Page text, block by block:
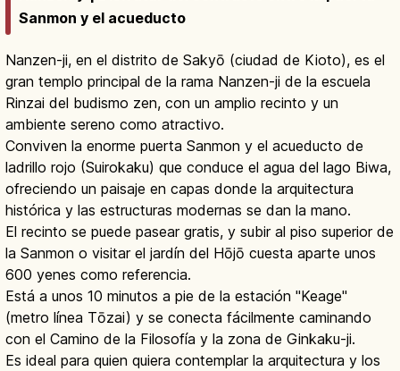
Sanmon y el acueducto
Nanzen-ji, en el distrito de Sakyō (ciudad de Kioto), es el
gran templo principal de la rama Nanzen-ji de la escuela
Rinzai del budismo zen, con un amplio recinto y un
ambiente sereno como atractivo.
Conviven la enorme puerta Sanmon y el acueducto de
ladrillo rojo (Suirokaku) que conduce el agua del lago Biwa,
ofreciendo un paisaje en capas donde la arquitectura
histórica y las estructuras modernas se dan la mano.
El recinto se puede pasear gratis, y subir al piso superior de
la Sanmon o visitar el jardín del Hōjō cuesta aparte unos
600 yenes como referencia.
Está a unos 10 minutos a pie de la estación "Keage"
(metro línea Tōzai) y se conecta fácilmente caminando
con el Camino de la Filosofía y la zona de Ginkaku-ji.
Es ideal para quien quiera contemplar la arquitectura y los